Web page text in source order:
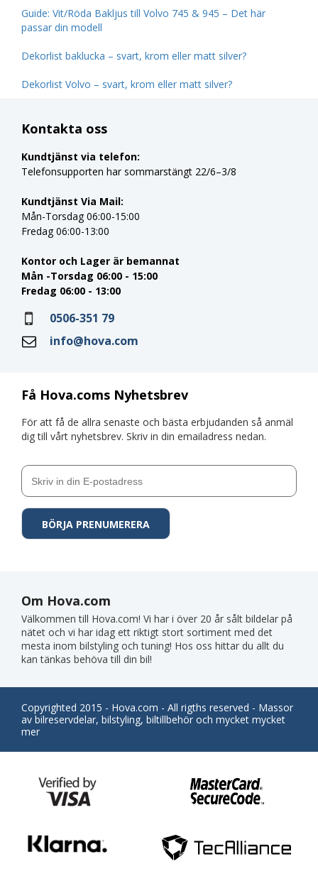
Guide: Vit/Röda Bakljus till Volvo 745 & 945 – Det här
passar din modell
Dekorlist baklucka – svart, krom eller matt silver?
Dekorlist Volvo – svart, krom eller matt silver?
Få Hova.coms Nyhetsbrev
För att få de allra senaste och bästa erbjudanden så anmäl
dig till vårt nyhetsbrev. Skriv in din emailadress nedan.
Kontakta oss
Kundtjänst via telefon:
Telefonsupporten har sommarstängt 22/6–3/8
Kundtjänst Via Mail:
Mån-Torsdag 06:00-15:00
Fredag 06:00-13:00
Kontor och Lager är bemannat
Mån -Torsdag 06:00 - 15:00
Fredag 06:00 - 13:00
0506-351 79
info@hova.com
Om Hova.com
Välkommen till Hova.com! Vi har i över 20 år sålt bildelar på
nätet och vi har idag ett riktigt stort sortiment med det
mesta inom bilstyling och tuning! Hos oss hittar du allt du
kan tänkas behöva till din bil!
Copyrighted 2015 - Hova.com - All rigths reserved - Massor
av bilreservdelar, bilstyling, biltillbehör och mycket mycket
mer